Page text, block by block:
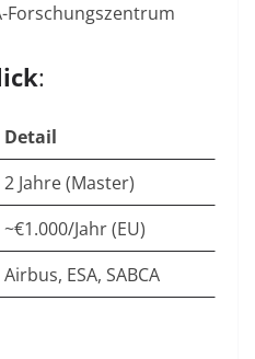
Forschungszentrum
:
Detail
2 Jahre (Master)
~€1.000/Jahr (EU)
Airbus, ESA, SABCA